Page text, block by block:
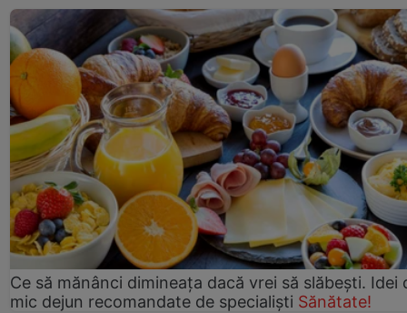
Ce să mănânci dimineața dacă vrei să slăbești. Idei
mic dejun recomandate de specialiști Sănătate!